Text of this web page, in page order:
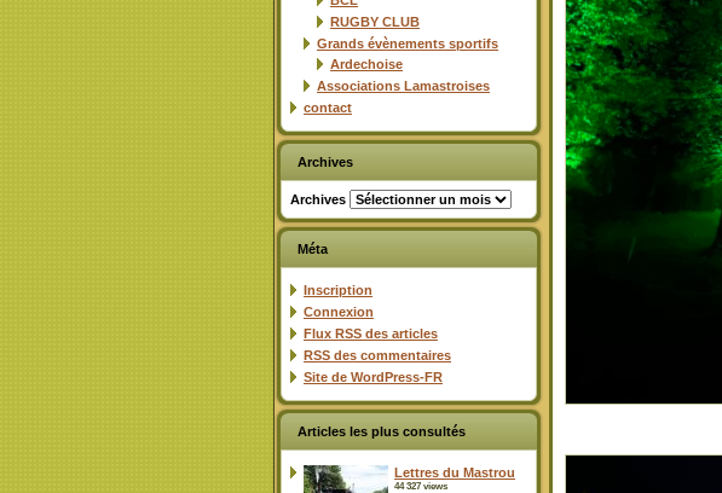
RUGBY CLUB
Grands évènements sportifs
Ardechoise
Associations Lamastroises
contact
Archives
Archives
Méta
Inscription
Connexion
Flux RSS des articles
RSS des commentaires
Site de WordPress-FR
Articles les plus consultés
Lettres du Mastrou
44 327 views